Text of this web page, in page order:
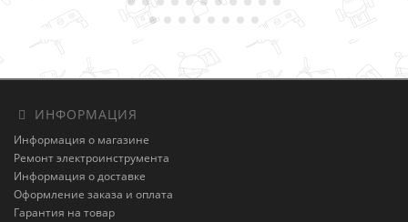
ИНФОРМАЦИЯ
Информация о магазине
Ремонт электроинструмента
Информация о доставке
Оформление заказа и оплата
Гарантия на товар